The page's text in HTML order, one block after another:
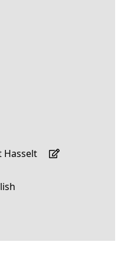
Hasselt